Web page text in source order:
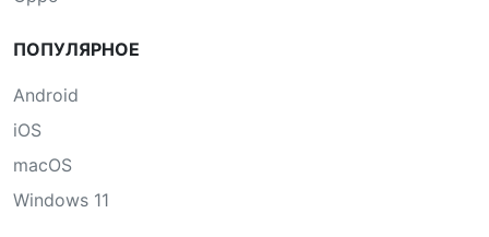
ПОПУЛЯРНОЕ
Android
iOS
macOS
Windows 11